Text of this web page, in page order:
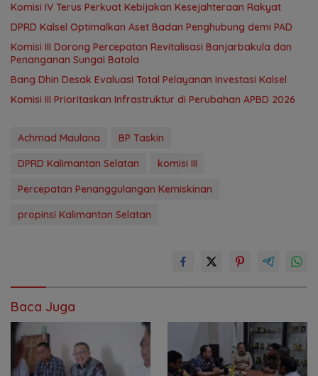
Komisi IV Terus Perkuat Kebijakan Kesejahteraan Rakyat
‎DPRD Kalsel Optimalkan Aset Badan Penghubung demi PAD
‎Komisi III Dorong Percepatan Revitalisasi Banjarbakula dan
Penanganan Sungai Batola
‎Bang Dhin Desak Evaluasi Total Pelayanan Investasi Kalsel
‎Komisi III Prioritaskan Infrastruktur di Perubahan APBD 2026
Achmad Maulana
BP Taskin
DPRD Kalimantan Selatan
komisi III
Percepatan Penanggulangan Kemiskinan
propinsi Kalimantan Selatan
Baca Juga